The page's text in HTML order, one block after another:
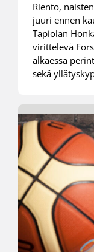
Riento,
juuri ennen
Tapiolan
virittelevä
alkaessa
sekä